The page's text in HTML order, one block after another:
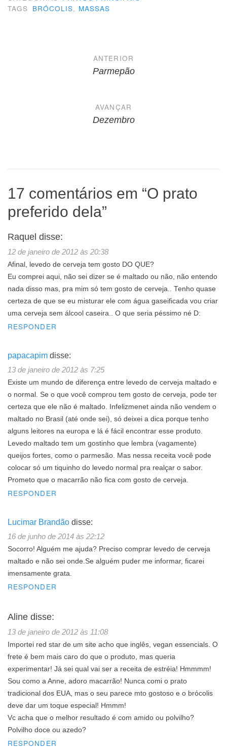
TAGS BRÓCOLIS, MASSAS
NavegaçãoANTERIOR
Parmepão
AVANÇAR
Dezembro
17 comentários em “O prato
preferido dela”
Raquel disse:
12 de janeiro de 2012 às 20:38
Afinal, levedo de cerveja tem gosto DO QUE?
Eu comprei aqui, não sei dizer se é maltado ou não, não entendo
nada disso mas, pra mim só tem gosto de cerveja.. Tenho quase
certeza de que se eu misturar ele com água gaseificada vou criar
uma cerveja sem álcool caseira.. O que seria péssimo né D:
RESPONDER
papacapim disse:
13 de janeiro de 2012 às 7:25
Existe um mundo de diferença entre levedo de cerveja maltado e
o normal. Se o que você comprou tem gosto de cerveja, pode ter
certeza que ele não é maltado. Infelizmenet ainda não vendem o
maltado no Brasil (até onde sei), só deixei a dica porque tenho
alguns leitores na europa e lá é fácil encontrar esse produto.
Levedo maltado tem um gostinho que lembra (vagamente)
queijos fortes, como o parmesão. Mas nessa receita você pode
colocar só um tiquinho do levedo normal pra realçar o sabor.
Prometo que o macarrão não fica com gosto de cerveja.
RESPONDER
Lucimar Brandão disse:
16 de junho de 2014 às 22:12
Socorro! Alguém me ajuda? Preciso comprar levedo de cerveja
maltado e não sei onde.Se alguém puder me informar, ficarei
imensamente grata.
RESPONDER
Aline disse:
13 de janeiro de 2012 às 11:08
Importei red star de um site acho que inglês, vegan essencials. O
frete é bem mais caro do que o produto, mas queria
experimentar! Já sei qual vai ser a receita de estréia! Hmmmm!
Sou como a Anne, adoro macarrão! Nunca comi o prato
tradicional dos EUA, mas o seu parece mto gostoso e o brócolis
deve dar um toque especial! Hmmm!
Vc acha que o melhor resultado é com amido ou polvilho?
Polvilho doce ou azedo?
RESPONDER